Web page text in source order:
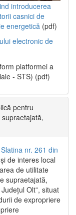
introducerea
casnici de
energetică (pdf)
electronic de
platformei a
- STS) (pdf)
pentru
nr. 261 din
de interes local
de utilitate
supraetajată,
Olt”, situat
de expropriere